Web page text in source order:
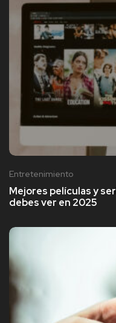
Entretenimiento
Mejores películas y
debes ver en 2025